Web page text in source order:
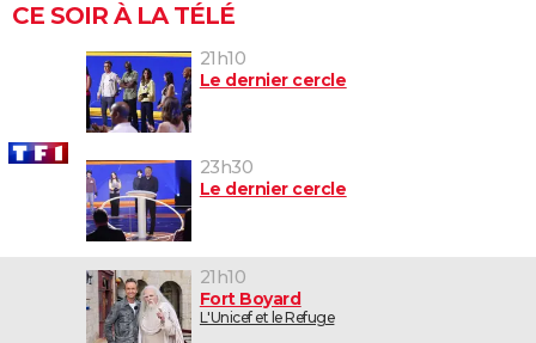
CE SOIR À LA TÉLÉ
21h10
Le dernier cercle
23h30
Le dernier cercle
21h10
Fort Boyard
L'Unicef et le Refuge